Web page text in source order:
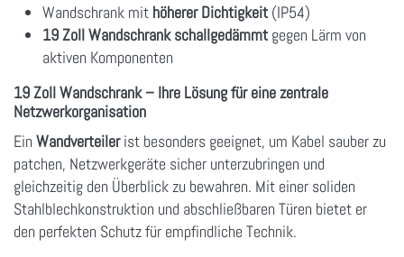
Wandschrank mit höherer Dichtigkeit (IP54)
19 Zoll Wandschrank schallgedämmt gegen Lärm von
aktiven Komponenten
19 Zoll Wandschrank – Ihre Lösung für eine zentrale
Netzwerkorganisation
Ein Wandverteilerist besonders geeignet, um Kabel sauber zu
patchen, Netzwerkgeräte sicher unterzubringen und
gleichzeitig den Überblick zu bewahren. Mit einer soliden
Stahlblechkonstruktion und abschließbaren Türen bietet er
den perfekten Schutz für empfindliche Technik.